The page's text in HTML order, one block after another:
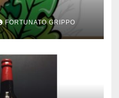
FORTUNATO GRIPPO